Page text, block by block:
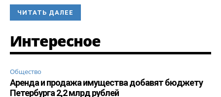
ЧИТАТЬ ДАЛЕЕ
Интересное
Общество
Аренда и продажа имущества добавят бюджету
Петербурга 2,2 млрд рублей